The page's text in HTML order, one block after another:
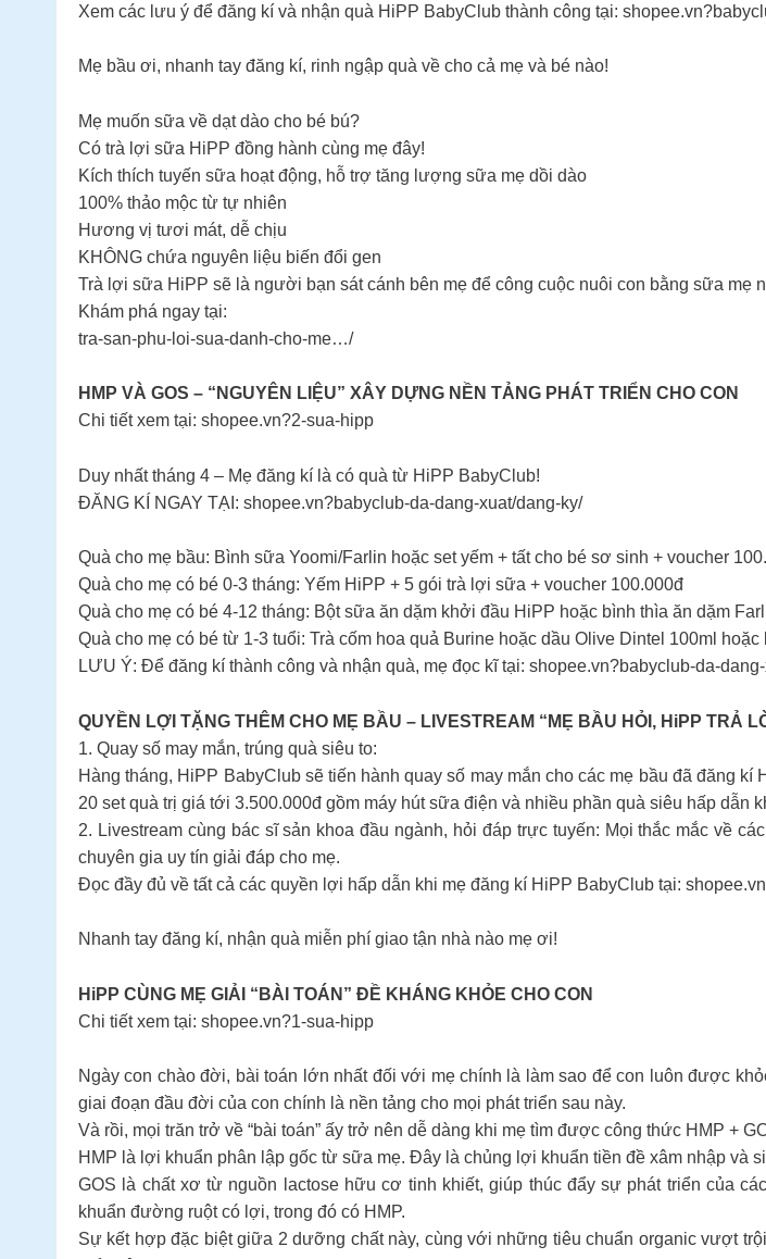
Xem các lưu ý để đăng kí và nhận quà HiPP BabyClub thành công tại:
Mẹ bầu ơi, nhanh tay đăng kí, rinh ngập quà về cho cả mẹ và bé nào!
Mẹ muốn sữa về dạt dào cho bé bú?
Có trà lợi sữa HiPP đồng hành cùng mẹ đây!
Kích thích tuyến sữa hoạt động, hỗ trợ tăng lượng sữa mẹ dồi dào
100% thảo mộc từ tự nhiên
Hương vị tươi mát, dễ chịu
KHÔNG chứa nguyên liệu biến đổi gen
Trà lợi sữa HiPP sẽ là người bạn sát cánh bên mẹ để công cuộc nuôi con bằng sữa mẹ
Khám phá ngay tại:
tra-san-phu-loi-sua-danh-cho-me…/
HMP VÀ GOS – “NGUYÊN LIỆU” XÂY DỰNG NỀN TẢNG PHÁT TRIỂN CHO CON
Chi tiết xem tại: shopee.vn?2-sua-hipp
Duy nhất tháng 4 – Mẹ đăng kí là có quà từ HiPP BabyClub!
ĐĂNG KÍ NGAY TẠI: shopee.vn?babyclub-da-dang-xuat/dang-ky/
Quà cho mẹ bầu: Bình sữa Yoomi/Farlin hoặc set yếm + tất cho bé sơ sinh + voucher
Quà cho mẹ có bé 0-3 tháng: Yếm HiPP + 5 gói trà lợi sữa + voucher 100.000đ
Quà cho mẹ có bé 4-12 tháng: Bột sữa ăn dặm khởi đầu HiPP hoặc bình thìa ăn dặm
Quà cho mẹ có bé từ 1-3 tuổi: Trà cốm hoa quả Burine hoặc dầu Olive Dintel 100ml
LƯU Ý: Để đăng kí thành công và nhận quà, mẹ đọc kĩ tại: shopee.vn?babyclub-da-
QUYỀN LỢI TẶNG THÊM CHO MẸ BẦU – LIVESTREAM “MẸ BẦU HỎI, HiPP TRẢ
1. Quay số may mắn, trúng quà siêu to:
Hàng tháng, HiPP BabyClub sẽ tiến hành quay số may mắn cho các mẹ bầu đã đăng
20 set quà trị giá tới 3.500.000đ gồm máy hút sữa điện và nhiều phần quà siêu hấp dẫn
2. Livestream cùng bác sĩ sản khoa đầu ngành, hỏi đáp trực tuyến: Mọi thắc mắc về
chuyên gia uy tín giải đáp cho mẹ.
Đọc đầy đủ về tất cả các quyền lợi hấp dẫn khi mẹ đăng kí HiPP BabyClub tại:
Nhanh tay đăng kí, nhận quà miễn phí giao tận nhà nào mẹ ơi!
HiPP CÙNG MẸ GIẢI “BÀI TOÁN” ĐỀ KHÁNG KHỎE CHO CON
Chi tiết xem tại: shopee.vn?1-sua-hipp
Ngày con chào đời, bài toán lớn nhất đối với mẹ chính là làm sao để con luôn được
giai đoạn đầu đời của con chính là nền tảng cho mọi phát triển sau này.
Và rồi, mọi trăn trở về “bài toán” ấy trở nên dễ dàng khi mẹ tìm được công thức HMP +
HMP là lợi khuẩn phân lập gốc từ sữa mẹ. Đây là chủng lợi khuẩn tiền đề xâm nhập và
GOS là chất xơ từ nguồn lactose hữu cơ tinh khiết, giúp thúc đẩy sự phát triển của
khuẩn đường ruột có lợi, trong đó có HMP.
Sự kết hợp đặc biệt giữa 2 dưỡng chất này, cùng với những tiêu chuẩn organic vượt